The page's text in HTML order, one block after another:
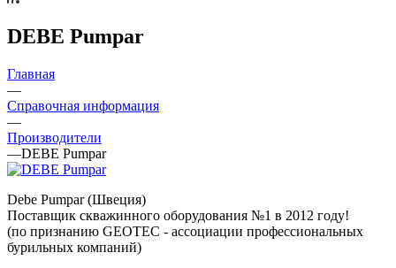
DEBE Pumpar
Главная
—
Справочная информация
—
Производители
—DEBE Pumpar
Debe Pumpar (Швеция)
Поставщик скважинного оборудования №1 в 2012 году!
(по признанию GEOTEC - ассоциации профессиональных
бурильных компаний)